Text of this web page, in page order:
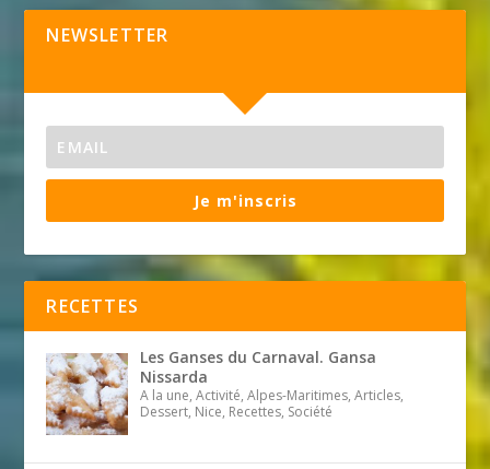
NEWSLETTER
Je m'inscris
RECETTES
Les Ganses du Carnaval. Gansa
Nissarda
A la une, Activité, Alpes-Maritimes, Articles,
Dessert, Nice, Recettes, Société